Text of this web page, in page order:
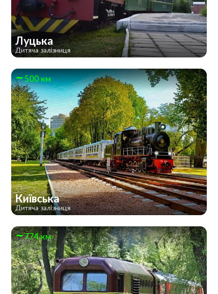
Луцька
Дитяча залізниця
500 км
Київська
Дитяча залізниця
774 км